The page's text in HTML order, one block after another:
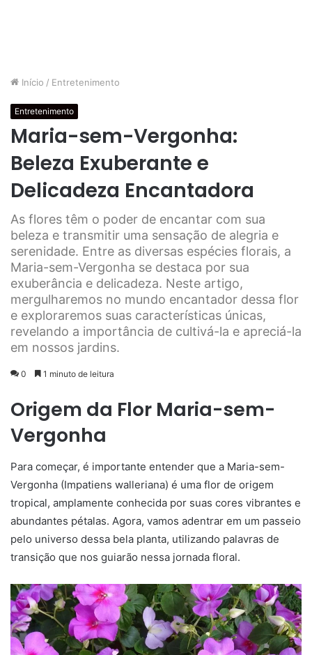
Início / Entretenimento
Entretenimento
Maria-sem-Vergonha:
Beleza Exuberante e
Delicadeza Encantadora
As flores têm o poder de encantar com sua
beleza e transmitir uma sensação de alegria e
serenidade. Entre as diversas espécies florais, a
Maria-sem-Vergonha se destaca por sua
exuberância e delicadeza. Neste artigo,
mergulharemos no mundo encantador dessa flor
e exploraremos suas características únicas,
revelando a importância de cultivá-la e apreciá-la
em nossos jardins.
0 1 minuto de leitura
Origem da Flor Maria-sem-
Vergonha
Para começar, é importante entender que a Maria-sem-
Vergonha (Impatiens walleriana) é uma flor de origem
tropical, amplamente conhecida por suas cores vibrantes e
abundantes pétalas. Agora, vamos adentrar em um passeio
pelo universo dessa bela planta, utilizando palavras de
transição que nos guiarão nessa jornada floral.